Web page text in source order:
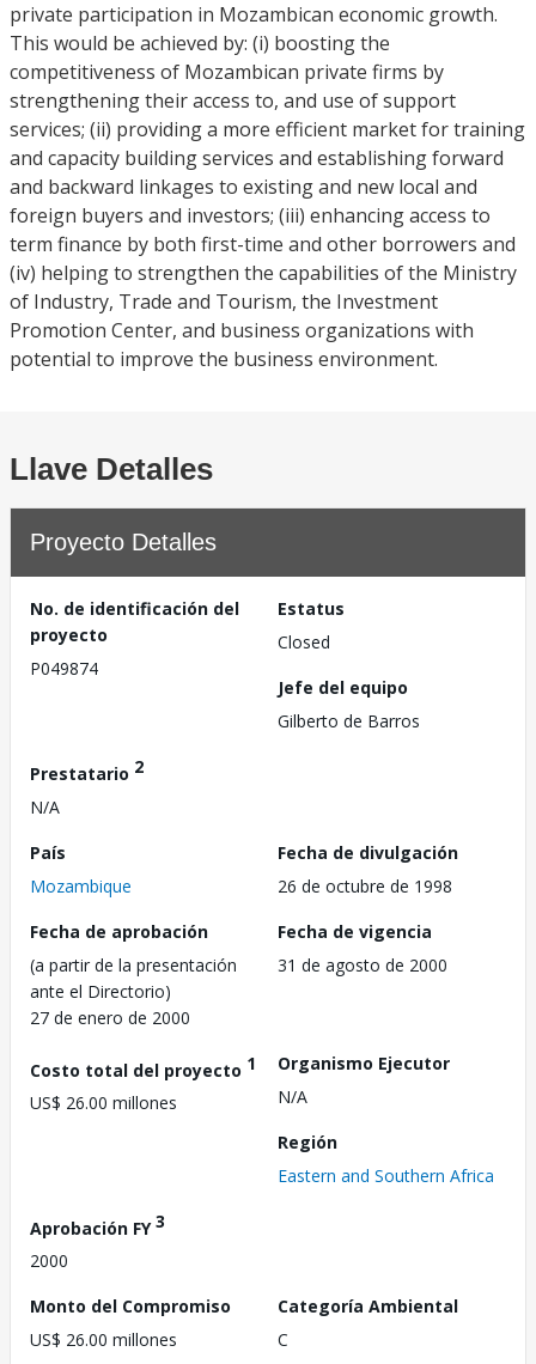
private participation in Mozambican economic growth.
This would be achieved by: (i) boosting the
competitiveness of Mozambican private firms by
strengthening their access to, and use of support
services; (ii) providing a more efficient market for training
and capacity building services and establishing forward
and backward linkages to existing and new local and
foreign buyers and investors; (iii) enhancing access to
term finance by both first-time and other borrowers and
(iv) helping to strengthen the capabilities of the Ministry
of Industry, Trade and Tourism, the Investment
Promotion Center, and business organizations with
potential to improve the business environment.
Llave Detalles
Proyecto Detalles
No. de identificación del
proyecto
P049874
Estatus
Closed
Jefe del equipo
Gilberto de Barros
Prestatario 2
N/A
País
Mozambique
Fecha de divulgación
26 de octubre de 1998
Fecha de aprobación
(a partir de la presentación
ante el Directorio)
27 de enero de 2000
Fecha de vigencia
31 de agosto de 2000
Costo total del proyecto 1
US$ 26.00 millones
Organismo Ejecutor
N/A
Región
Eastern and Southern Africa
Aprobación FY3
2000
Monto del Compromiso
US$ 26.00 millones
Categoría Ambiental
C